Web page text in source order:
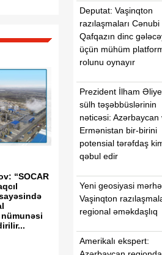
“SOCAR
Deputat: Vaşinqton
razılaşmaları Cənubi
Qafqazın dinc
üçün mühüm
rolunu oynayır
Prezident İlham
sülh təşəbbüslərinin
nəticəsi: Azərbaycan
Ermənistan bir-birini
potensial tərəfdaş
qəbul edir
Yeni geosiyasi
Vaşinqton
regional əməkdaşlıq
Amerikalı ekspert: